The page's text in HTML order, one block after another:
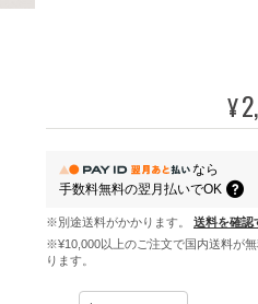
¥
なら
手数料無料の翌月払いでOK
※別途送料がかかります。
送料を確認
※¥10,000以上のご注文で国内送料が
ります。